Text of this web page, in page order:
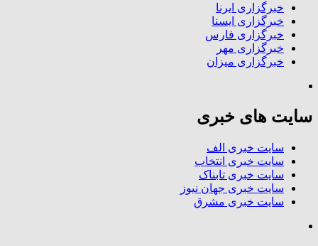
خبرگزاری ایرنا
خبرگزاری ایسنا
خبرگزاری فارس
خبرگزاری مهر
خبرگزاری میزان
سایت های خبری
سایت خبری الف
سایت خبری انتخاب
سایت خبری تابناک
سایت خبری جهان نیوز
سایت خبری مشرق